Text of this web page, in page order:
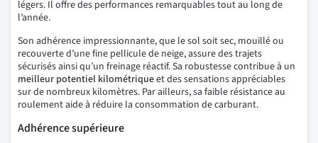
légers. Il offre des performances remarquables tout au long de
l’année.
Son adhérence impressionnante, que le sol soit sec, mouillé ou
recouverte d’une fine pellicule de neige, assure des trajets
sécurisés ainsi qu’un freinage réactif. Sa robustesse contribue à un
meilleur potentiel kilométriqueet des sensations appréciables
sur de nombreux kilomètres. Par ailleurs, sa faible résistance au
roulement aide à réduire la consommation de carburant.
Adhérence supérieure